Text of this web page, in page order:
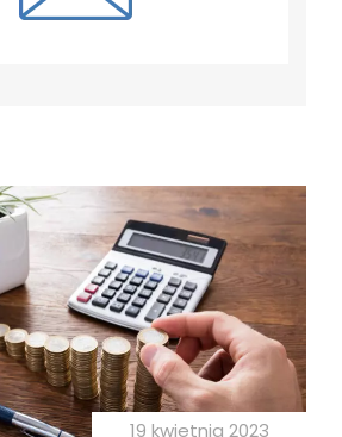
19 kwietnia 2023